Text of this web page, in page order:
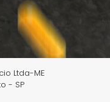
Ltda-ME
- SP